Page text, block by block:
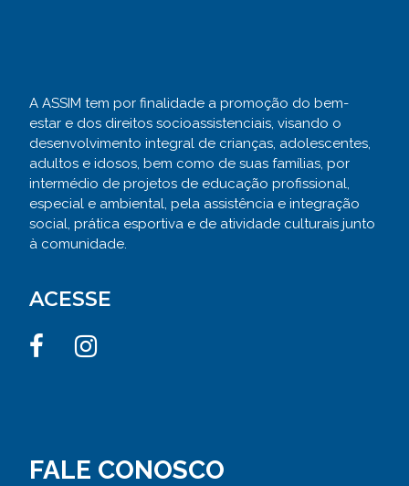
A ASSIM tem por finalidade a promoção do bem-
estar e dos direitos socioassistenciais, visando o
desenvolvimento integral de crianças, adolescentes,
adultos e idosos, bem como de suas famílias, por
intermédio de projetos de educação profissional,
especial e ambiental, pela assistência e integração
social, prática esportiva e de atividade culturais junto
à comunidade.
ACESSE
FALE CONOSCO